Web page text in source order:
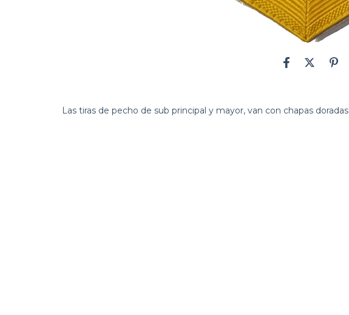
Las tiras de pecho de sub principal y mayor, van con chapas doradas